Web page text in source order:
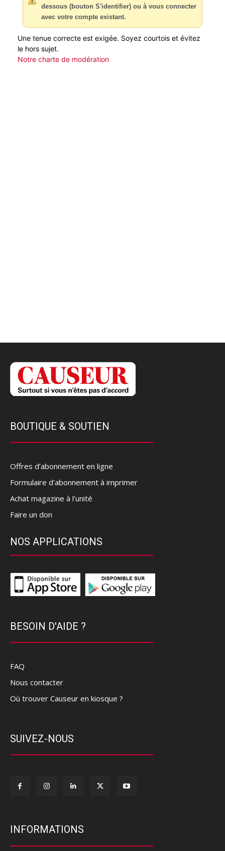
dessous (bouton S'identifier) ou à vous connecter
avec votre compte existant.
Une tenue correcte est exigée. Soyez courtois et évitez
le hors sujet.
Notre charte de modération
BOUTIQUE & SOUTIEN
Offres d’abonnement en ligne
Formulaire d'abonnement à imprimer
Achat magazine à l'unité
Faire un don
NOS APPLICATIONS
BESOIN D'AIDE ?
FAQ
Nous contacter
Où trouver Causeur en kiosque ?
SUIVEZ-NOUS
INFORMATIONS